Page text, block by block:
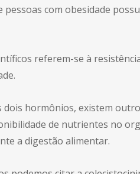
com obesidade
referem-se à
dois hormônios, existem
de nutrientes no
a digestão alimentar.